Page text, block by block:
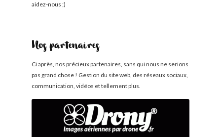
aidez-nous ;)
Nos partenaires
Ci après, nos précieux partenaires, sans qui nous ne serions
pas grand chose ! Gestion du site web, des réseaux sociaux,
communication, vidéos et tellement plus.